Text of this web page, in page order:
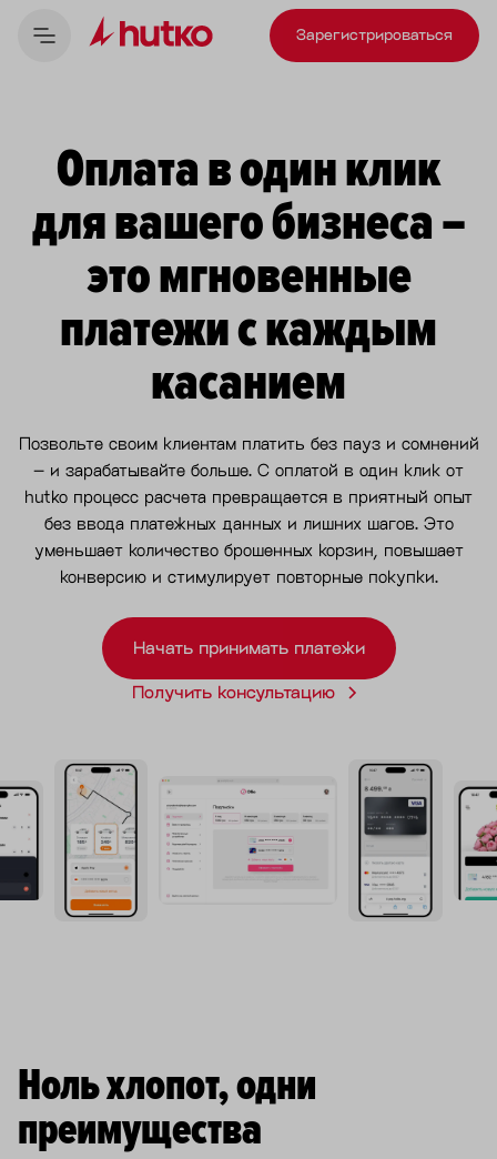
Зарегистрироваться
Оплата в один клик
для вашего бизнеса –
это мгновенные
платежи с каждым
касанием
Позвольте своим клиентам платить без пауз и сомнений
– и зарабатывайте больше. С оплатой в один клик от
hutko процесс расчета превращается в приятный опыт
без ввода платежных данных и лишних шагов. Это
уменьшает количество брошенных корзин, повышает
конверсию и стимулирует повторные покупки.
Начать принимать платежи
Получить консультацию
Ноль хлопот, одни
преимущества